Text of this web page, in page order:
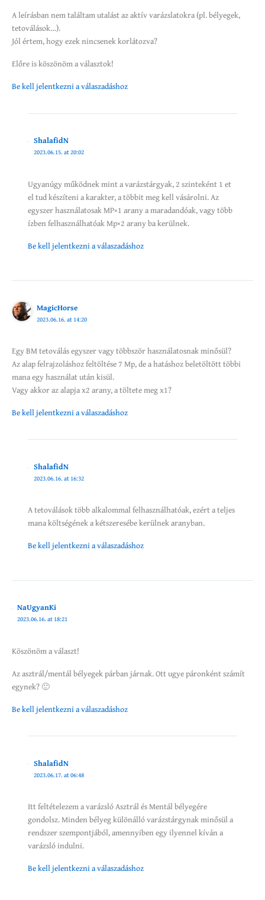
A leírásban nem találtam utalást az aktív varázslatokra (pl. bélyegek,
tetoválások…).
Jól értem, hogy ezek nincsenek korlátozva?
Előre is köszönöm a választok!
Be kell jelentkezni a válaszadáshoz
ShalafidN
2023.06.15. at 20:02
Ugyanúgy működnek mint a varázstárgyak, 2 szinteként 1 et
el tud készíteni a karakter, a többit meg kell vásárolni. Az
egyszer használatosak MP×1 arany a maradandóak, vagy több
ízben felhasználhatóak Mp×2 arany ba kerülnek.
Be kell jelentkezni a válaszadáshoz
MagicHorse
2023.06.16. at 14:20
Egy BM tetoválás egyszer vagy többször használatosnak minősül?
Az alap felrajzoláshoz feltöltése 7 Mp, de a hatáshoz beletöltött többi
mana egy használat után kisül.
Vagy akkor az alapja x2 arany, a töltete meg x1?
Be kell jelentkezni a válaszadáshoz
ShalafidN
2023.06.16. at 16:32
A tetoválások több alkalommal felhasználhatóak, ezért a teljes
mana költségének a kétszeresébe kerülnek aranyban.
Be kell jelentkezni a válaszadáshoz
NaUgyanKi
2023.06.16. at 18:21
Köszönöm a választ!
Az asztrál/mentál bélyegek párban járnak. Ott ugye páronként számít
egynek? 🙂
Be kell jelentkezni a válaszadáshoz
ShalafidN
2023.06.17. at 06:48
Itt feltételezem a varázsló Asztrál és Mentál bélyegére
gondolsz. Minden bélyeg különálló varázstárgynak minősül a
rendszer szempontjából, amennyiben egy ilyennel kíván a
varázsló indulni.
Be kell jelentkezni a válaszadáshoz